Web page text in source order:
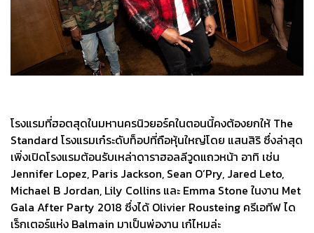
โรงแรมที่ฮอตสุดในมหานครนิวยอร์คในตอนนี้คงต้องยกให้ The
Standard โรงแรมเก๋ระดับท็อปที่ถือหุ้นใหญ่โดย แสนสิริ ซึ่งล่าสุด
เพิ่งเปิดโรงแรมต้อนรับเหล่าดาราฮอลลีวูดแถวหน้า อาทิ เช่น
Jennifer Lopez, Paris Jackson, Sean O’Pry, Jared Leto,
Michael B Jordan, Lily Collins และ Emma Stone ในงาน Met
Gala After Party 2018 ซึ่งได้ Olivier Rousteing ครีเอทีฟ ได
เร็กเตอร์แห่ง Balmain มาเป็นพ่องาน เก๋ไหมล่ะ